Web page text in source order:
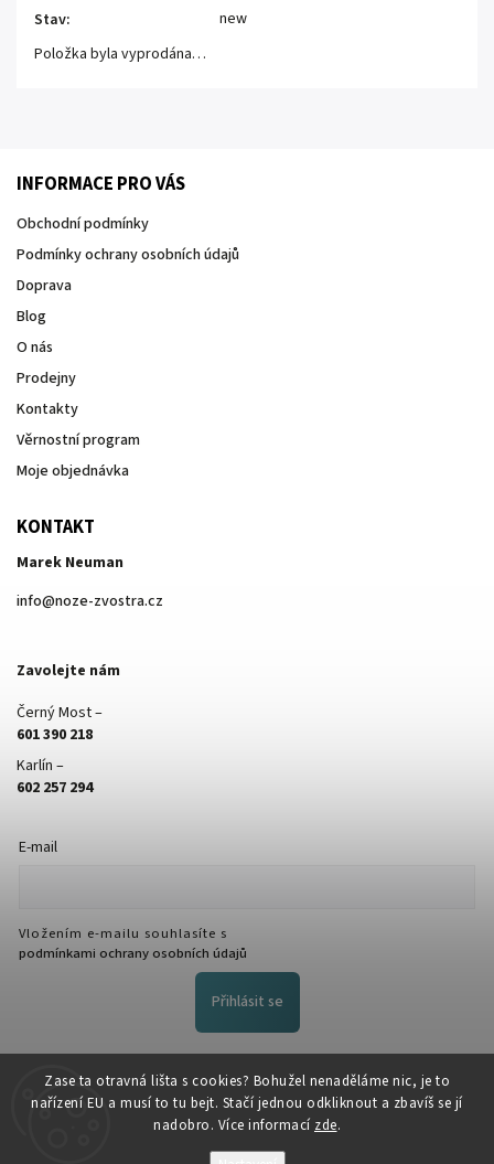
Zase ta otravná lišta s cookies? Bohužel nenaděláme nic, je to
nařízení EU a musí to tu bejt. Stačí jednou odkliknout a zbavíš se jí
nadobro. Více informací zde.
Stav:
new
Položka byla vyprodána…
INFORMACE PRO VÁS
Obchodní podmínky
Podmínky ochrany osobních údajů
Doprava
Blog
O nás
Prodejny
Kontakty
Věrnostní program
Moje objednávka
KONTAKT
Marek Neuman
info@noze-zvostra.cz
Zavolejte nám
Černý Most –
601 390 218
Karlín –
602 257 294
E-mail
Vložením e-mailu souhlasíte s
podmínkami ochrany osobních údajů
Přihlásit se
FACEBOOK